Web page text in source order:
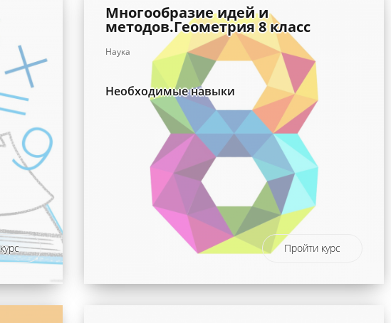
Многообразие идей и
методов.Геометрия 8 класс
Наука
Необходимые навыки
Пройти курс